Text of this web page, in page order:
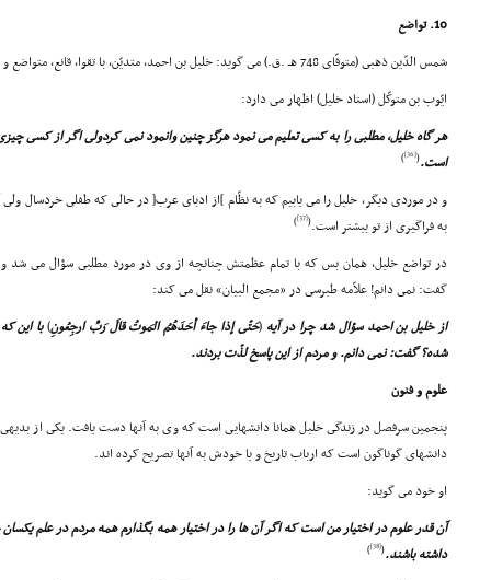
10. تواضع
شمس الدّین ذهبى (متوفّاى 748 هـ .ق.) مى گوید: خلیل بن احمد، متدیّن، با تقوا، قانع، متواضع و داراى همتى بلند بود.
ایّوب بن متوکّل (استاد خلیل) اظهار مى دارد:
هر گاه خلیل، مطلبى را به کسى تعلیم مى نمود هرگز چنین وانمود نمى کردولى اگر از کسى
است.(
[36]
)
و در موردى دیگر، خلیل را مى یابیم که به نظّام ]از ادباى عرب[ در حالى که طفلى خردسال ولى
به فراگیرى از تو بیشتر است.(
[37]
)
در تواضع خلیل، همان بس که با تمام عظمتش چنانچه از وى در مورد مطلبى سؤال مى شد
گفت: نمى دانم! علاّمه طبرسى در «مجمع البیان» نقل مى کند:
از خلیل بن احمد سؤال شد چرا در آیه(حَتّى إذا جاءَ أحَدَهُمُ المَوتُ قالَ رَبِّ ارجِعُونِ)با این
شده؟ گفت: نمى دانم. و مردم از این پاسخ لذّت بردند.
علوم و فنون
پنجمین سرفصل در زندگى خلیل همانا دانشهایى است که وى به آنها دست یافت. یکى از
دانشهاى گوناگون است که ارباب تاریخ و یا خودش به آنها تصریح کرده اند.
او خود مى گوید:
آن قدر علوم در اختیار من است که اگر آن ها را در اختیار همه بگذارم همه مردم در علم
داشته باشند.(
[38]
)